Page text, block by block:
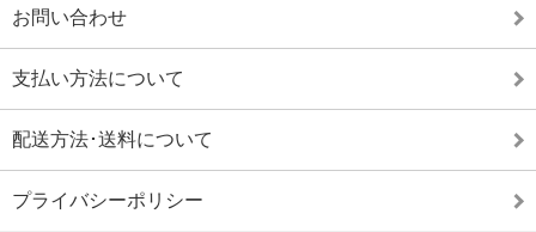
お問い合わせ
支払い方法について
配送方法･送料について
プライバシーポリシー